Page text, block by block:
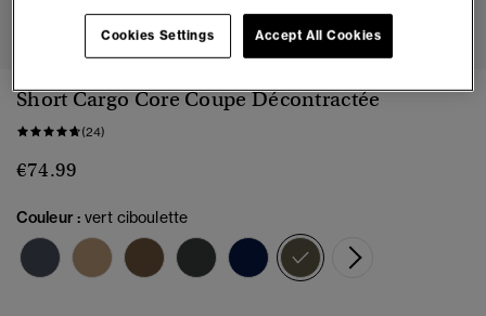
1 2 3 4 5 6 7 8
Short Cargo Core Coupe Décontractée
(24)
€74.99
Couleur :vert ciboulette
sélectionné
Cookies Settings Accept All Cookies